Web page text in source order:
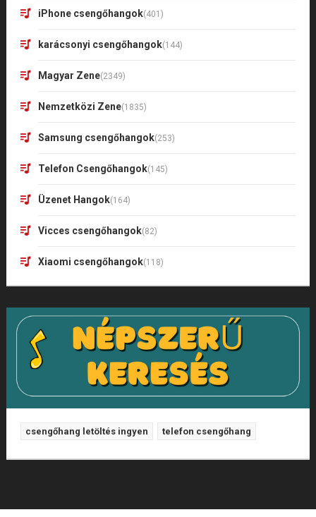
iPhone csengőhangok(401)
karácsonyi csengőhangok(144)
Magyar Zene(2349)
Nemzetközi Zene(1835)
Samsung csengőhangok(253)
Telefon Csengőhangok(145)
Üzenet Hangok(164)
Vicces csengőhangok(82)
Xiaomi csengőhangok(118)
csengőhang letöltés ingyen telefon csengőhang